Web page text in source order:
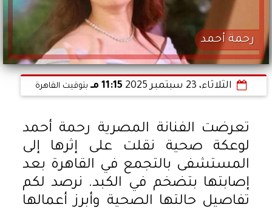
رحمة أحمد
الثلاثاء، 23 سبتمبر 2025 11:15 مـ بتوقيت القاهرة
تعرضت الفنانة المصرية رحمة أحمد
لوعكة صحية نقلت على إثرها إلى
المستشفى بالتجمع في القاهرة بعد
إصابتها بتضخم في الكبد. نرصد لكم
تفاصيل حالتها الصحية وأبرز أعمالها